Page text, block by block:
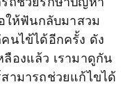
ให้ฟันกลับมาสวม
นไข้ได้อีกครั้ง ดัง
องแล้ว เรามาดูกัน
ามารถช่วยแก้ไขได้